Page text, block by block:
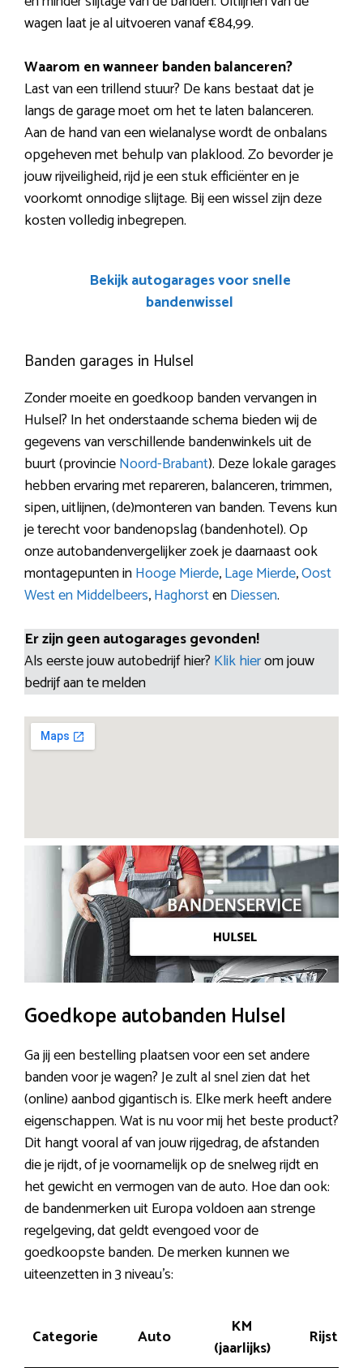
wagen laat je al uitvoeren vanaf €84,99.
Waarom en wanneer banden balanceren?
Last van een trillend stuur? De kans bestaat dat je
langs de garage moet om het te laten balanceren.
Aan de hand van een wielanalyse wordt de onbalans
opgeheven met behulp van plaklood. Zo bevorder je
jouw rijveiligheid, rijd je een stuk efficiënter en je
voorkomt onnodige slijtage. Bij een wissel zijn deze
kosten volledig inbegrepen.
Bekijk autogarages voor snelle
bandenwissel
Banden garages in Hulsel
Zonder moeite en goedkoop banden vervangen in
Hulsel? In het onderstaande schema bieden wij de
gegevens van verschillende bandenwinkels uit de
buurt (provincieNoord-Brabant). Deze lokale garages
hebben ervaring met repareren, balanceren, trimmen,
sipen, uitlijnen, (de)monteren van banden. Tevens kun
je terecht voor bandenopslag (bandenhotel). Op
onze autobandenvergelijker zoek je daarnaast ook
montagepunten inHooge Mierde,Lage Mierde,Oost
West en Middelbeers,HaghorstenDiessen.
Er zijn geen autogarages gevonden!
Als eerste jouw autobedrijf hier? Klik hierom jouw
bedrijf aan te melden
Goedkope autobanden Hulsel
Ga jij een bestelling plaatsen voor een set andere
banden voor je wagen? Je zult al snel zien dat het
(online) aanbod gigantisch is. Elke merk heeft andere
eigenschappen. Wat is nu voor mij het beste product?
Dit hangt vooral af van jouw rijgedrag, de afstanden
die je rijdt, of je voornamelijk op de snelweg rijdt en
het gewicht en vermogen van de auto. Hoe dan ook:
de bandenmerken uit Europa voldoen aan strenge
regelgeving, dat geldt evengoed voor de
goedkoopste banden. De merken kunnen we
uiteenzetten in 3 niveau’s:
Categorie Auto
KM
(jaarlijks)
Rijstijl